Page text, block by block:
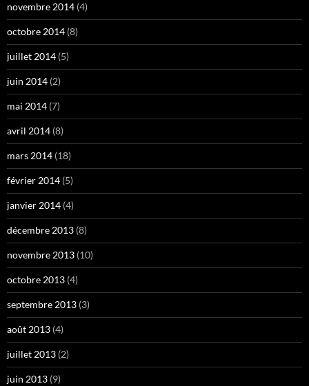
novembre 2014 (4)
octobre 2014 (8)
juillet 2014 (5)
juin 2014 (2)
mai 2014 (7)
avril 2014 (8)
mars 2014 (18)
février 2014 (5)
janvier 2014 (4)
décembre 2013 (8)
novembre 2013 (10)
octobre 2013 (4)
septembre 2013 (3)
août 2013 (4)
juillet 2013 (2)
juin 2013 (9)